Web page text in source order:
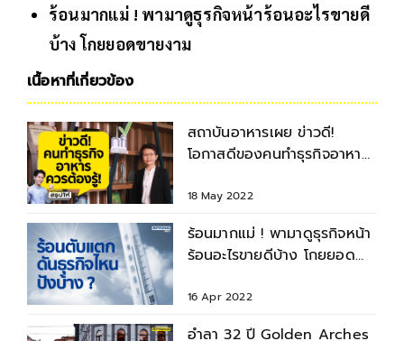
ร้อนมากแม่ ! พามาดูธุรกิจหน้าร้อนอะไรขายดี
บ้าง โกยยอดขายงาม
เนื้อหาที่เกี่ยวข้อง
สถาบันอาหารเผย ข่าวดี!
โอกาสดีของคนทำธุรกิจอาหาร
18 May 2022
ร้อนมากแม่ ! พามาดูธุรกิจหน้า
ร้อนอะไรขายดีบ้าง โกยยอด
16 Apr 2022
อำลา 32 ปี Golden Arches